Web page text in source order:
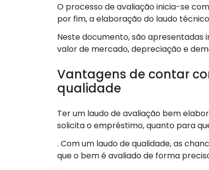
O processo de avaliação inicia-se
por fim, a elaboração do laudo
Neste documento, são
valor de mercado, depreciação e
Vantagens de contar
qualidade
Ter um laudo de avaliação bem
solicita o empréstimo, quanto para
. Com um laudo de qualidade, as
que o bem é avaliado de forma